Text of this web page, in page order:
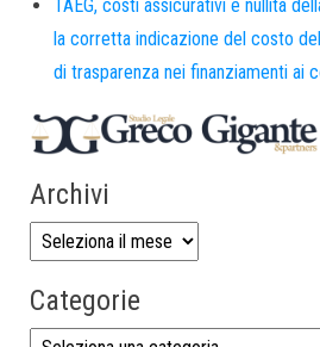
TAEG, costi assicurativi e nullità
la corretta indicazione del costo
di trasparenza nei finanziamenti ai
Archivi
Categorie